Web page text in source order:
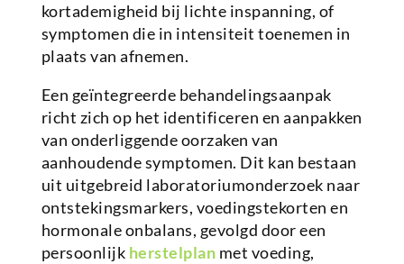
kortademigheid bij lichte inspanning, of
symptomen die in intensiteit toenemen in
plaats van afnemen.
Een geïntegreerde behandelingsaanpak
richt zich op het identificeren en aanpakken
van onderliggende oorzaken van
aanhoudende symptomen. Dit kan bestaan
uit uitgebreid laboratoriumonderzoek naar
ontstekingsmarkers, voedingstekorten en
hormonale onbalans, gevolgd door een
persoonlijk herstelplan met voeding,